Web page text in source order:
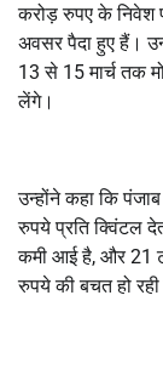
करोड़ रुपए के निवेश
अवसर पैदा हुए हैं।
13 से 15 मार्च तक
लेंगे।
उन्होंने कहा कि
रुपये प्रति क्विंटल
कमी आई है, और 21
रुपये की बचत हो रही